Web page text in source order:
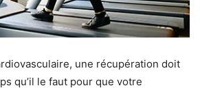
une récupération doit
qu’il le faut pour que votre